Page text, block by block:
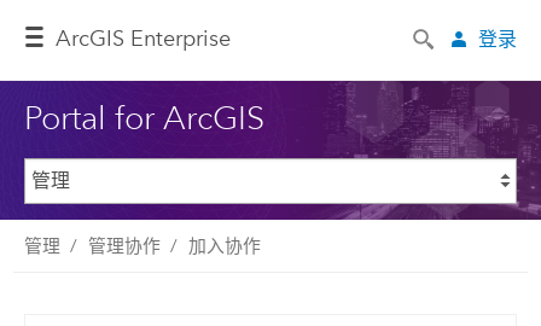
ArcGIS Enterprise 登录
Portal for ArcGIS
管理 管理协作 加入协作